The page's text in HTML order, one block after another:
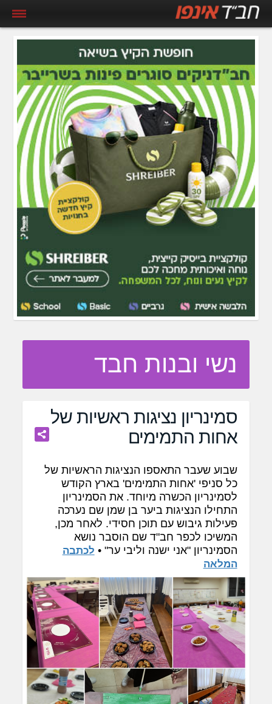
נשי ובנות חבד
סמינריון נציגות ראשיות של
אחות התמימים
שבוע שעבר התאספו הנציגות הראשיות של
כל סניפי 'אחות התמימים' בארץ הקודש
לסמינריון הכשרה מיוחד. את הסמינריון
התחילו הנציגות ביער בן שמן שם נערכה
פעילות גיבוש עם תוכן חסידי. לאחר מכן,
המשיכו לכפר חב"ד שם הוסבר נושא
הסמינריון "אני ישנה וליבי ער" • לכתבה
המלאה